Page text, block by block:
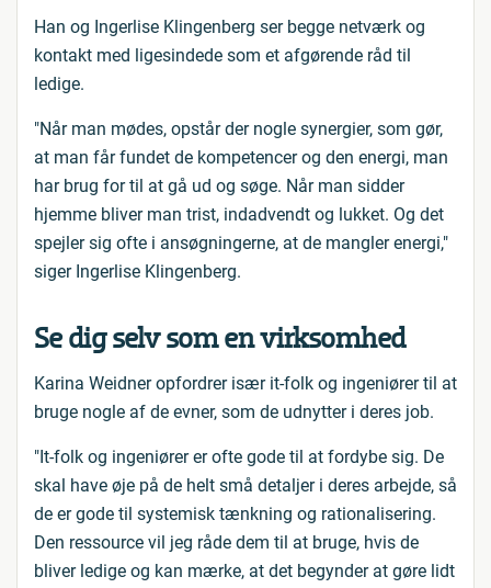
Han og Ingerlise Klingenberg ser begge netværk og
kontakt med ligesindede som et afgørende råd til
ledige.
"Når man mødes, opstår der nogle synergier, som gør,
at man får fundet de kompetencer og den energi, man
har brug for til at gå ud og søge. Når man sidder
hjemme bliver man trist, indadvendt og lukket. Og det
spejler sig ofte i ansøgningerne, at de mangler energi,"
siger Ingerlise Klingenberg.
Se dig selv som en virksomhed
Karina Weidner opfordrer især it-folk og ingeniører til at
bruge nogle af de evner, som de udnytter i deres job.
"It-folk og ingeniører er ofte gode til at fordybe sig. De
skal have øje på de helt små detaljer i deres arbejde, så
de er gode til systemisk tænkning og rationalisering.
Den ressource vil jeg råde dem til at bruge, hvis de
bliver ledige og kan mærke, at det begynder at gøre lidt